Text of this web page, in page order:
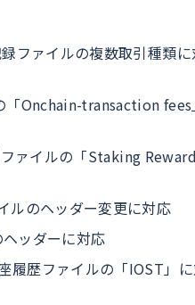
ファイルの複数取引種類
Onchain-transaction
ァイルの「Staking
ルのヘッダー変更に対応
ッダーに対応
履歴ファイルの「IOST」